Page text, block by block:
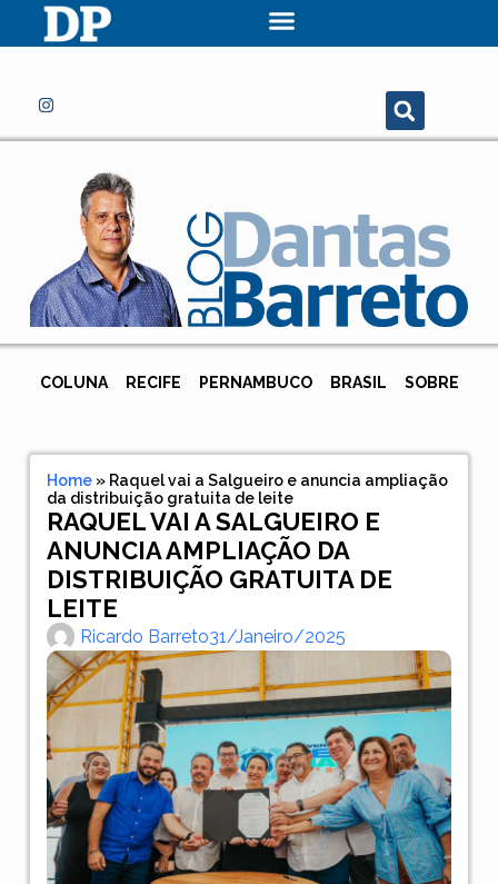
COLUNA RECIFE PERNAMBUCO BRASIL SOBRE
Home» Raquel vai a Salgueiro e anuncia ampliação
da distribuição gratuita de leite
RAQUEL VAI A SALGUEIRO E
ANUNCIA AMPLIAÇÃO DA
DISTRIBUIÇÃO GRATUITA DE
LEITE
Ricardo Barreto31/janeiro/2025